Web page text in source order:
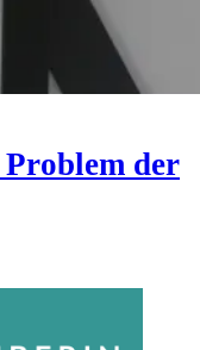
der